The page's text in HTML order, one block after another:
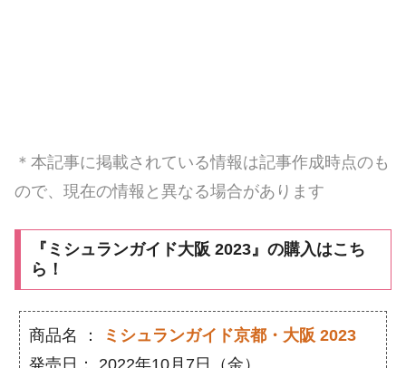
＊本記事に掲載されている情報は記事作成時点のも
ので、現在の情報と異なる場合があります
『ミシュランガイド大阪 2023』の購入はこち
ら！
商品名 ：
ミシュランガイド京都・大阪 2023
発売日： 2022年10月7日（金）